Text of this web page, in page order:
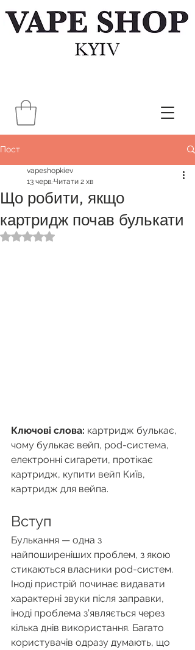
Пост
Що робити, якщо
картридж почав булькати
vapeshopkiev
13 черв. Читати 2 хв
Оцінка: NaN з 5 зірок.
Ключові слова: картридж булькає,
чому булькає вейп, pod-система,
електронні сигарети, протікає
картридж, купити вейп Київ,
картридж для вейпа.
Вступ
Булькання — одна з
найпоширеніших проблем, з якою
стикаються власники pod-систем.
Іноді пристрій починає видавати
характерні звуки після заправки,
іноді проблема з’являється через
кілька днів використання. Багато
користувачів одразу думають, що